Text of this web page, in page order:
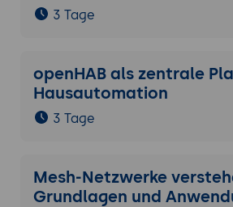
3 Tage
openHAB als zentrale
Hausautomation
3 Tage
Mesh-Netzwerke
Grundlagen und